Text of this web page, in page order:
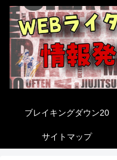
ブレイキングダウン20
サイトマップ